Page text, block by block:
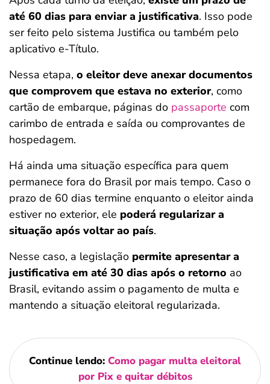
até 60 dias para enviar a justificativa. Isso pode
ser feito pelo sistema Justifica ou também pelo
aplicativo e-Título.
Nessa etapa, o eleitor deve anexar documentos
que comprovem que estava no exterior, como
cartão de embarque, páginas do passaporte com
carimbo de entrada e saída ou comprovantes de
hospedagem.
Há ainda uma situação específica para quem
permanece fora do Brasil por mais tempo. Caso o
prazo de 60 dias termine enquanto o eleitor ainda
estiver no exterior, ele poderá regularizar a
situação após voltar ao país.
Nesse caso, a legislação permite apresentar a
justificativa em até 30 dias após o retorno ao
Brasil, evitando assim o pagamento de multa e
mantendo a situação eleitoral regularizada.
Continue lendo: Como pagar multa eleitoral
por Pix e quitar débitos